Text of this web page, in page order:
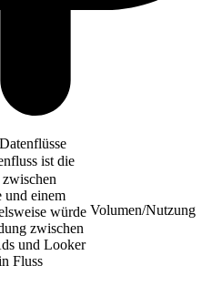
ist die
und einem
würde
zwischen
und Looker
Fluss
Volumen/Nutzung